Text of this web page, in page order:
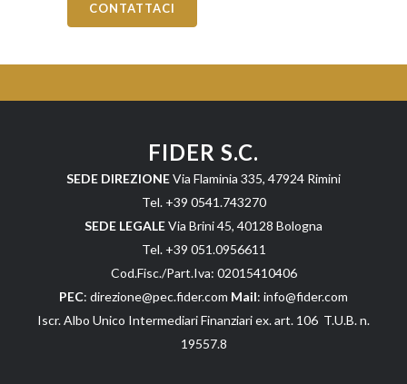
CONTATTACI
FIDER S.C.
SEDE DIREZIONEVia Flaminia 335, 47924 Rimini
Tel. +39 0541.743270
SEDE LEGALEVia Brini 45, 40128 Bologna
Tel. +39 051.0956611
Cod.Fisc./Part.Iva: 02015410406
PEC: direzione@pec.fider.comMail: info@fider.com
Iscr. Albo Unico Intermediari Finanziari ex. art. 106 T.U.B. n.
19557.8